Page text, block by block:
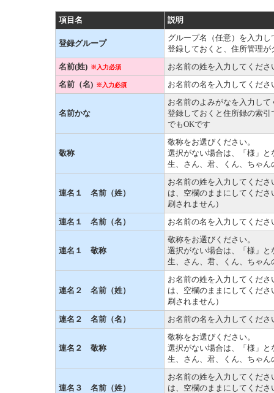
項目名 説明
登録グループ
グループ名（任意）を入力し
登録しておくと、住所管理
名前(姓) ※入力必須
お名前の姓を入力してくださ
名前（名) ※入力必須 お名前の名を入力してくださ
名前かな
お名前のよみがなを入力して
登録しておくと住所録の索
でもOKです
敬称
敬称をお選びください。
選択がない場合は、「様」と
生、さん、君、くん、ちゃ
連名１ 名前（姓）
お名前の姓を入力してくだ
は、空欄のままにしてくだ
刷されません）
連名１ 名前（名）
お名前の名を入力してくださ
連名１ 敬称
敬称をお選びください。
選択がない場合は、「様」と
生、さん、君、くん、ちゃ
連名２ 名前（姓）
お名前の姓を入力してくだ
は、空欄のままにしてくだ
刷されません）
連名２ 名前（名）
お名前の名を入力してくださ
連名２ 敬称
敬称をお選びください。
選択がない場合は、「様」と
生、さん、君、くん、ちゃ
連名３ 名前（姓）
お名前の姓を入力してくだ
は、空欄のままにしてくだ